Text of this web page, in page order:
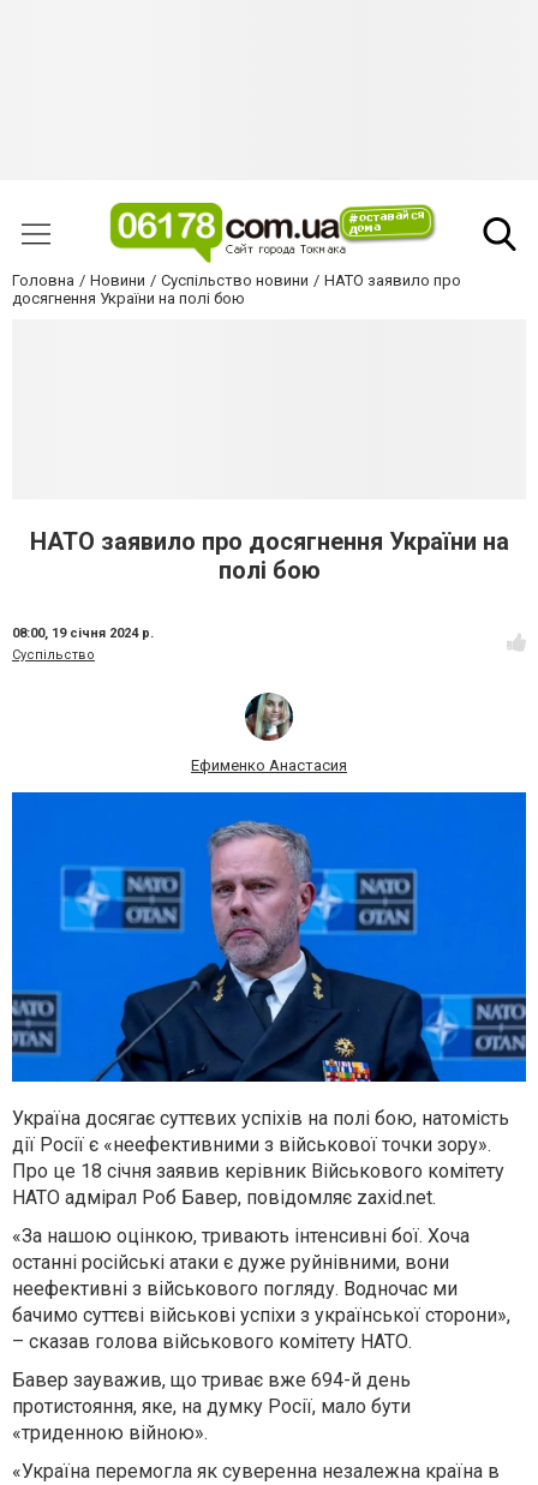
Головна Новини Суспільство новини
НАТО заявило про
досягнення України на полі бою
НАТО заявило про досягнення України на
полі бою
08:00, 19 січня 2024 р.
Суспільство
Ефименко Анастасия
Україна досягає суттєвих успіхів на полі бою, натомість
дії Росії є «неефективними з військової точки зору».
Про це 18 січня заявив керівник Військового комітету
НАТО адмірал Роб Бавер, повідомляє zaxid.net.
«За нашою оцінкою, тривають інтенсивні бої. Хоча
останні російські атаки є дуже руйнівними, вони
неефективні з військового погляду. Водночас ми
бачимо суттєві військові успіхи з української сторони»,
– сказав голова військового комітету НАТО.
Бавер зауважив, що триває вже 694-й день
протистояння, яке, на думку Росії, мало бути
«триденною війною».
«Україна перемогла як суверенна незалежна країна в